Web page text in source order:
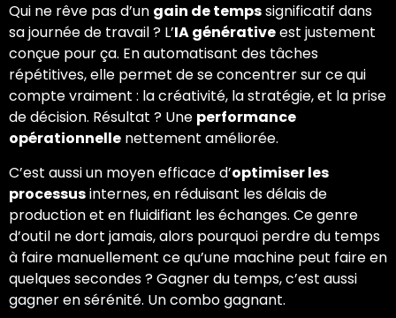
Qui ne rêve pas d’un gain de tempssignificatif dans
sa journée de travail ? L’IA générativeest justement
conçue pour ça. En automatisant des tâches
répétitives, elle permet de se concentrer sur ce qui
compte vraiment : la créativité, la stratégie, et la prise
de décision. Résultat ? Une performance
opérationnelle nettement améliorée.
C’est aussi un moyen efficace d’optimiser les
processusinternes, en réduisant les délais de
production et en fluidifiant les échanges. Ce genre
d’outil ne dort jamais, alors pourquoi perdre du temps
à faire manuellement ce qu’une machine peut faire en
quelques secondes ? Gagner du temps, c’est aussi
gagner en sérénité. Un combo gagnant.